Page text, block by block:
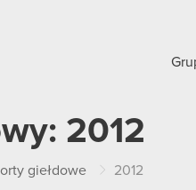
2012
giełdowe 2012